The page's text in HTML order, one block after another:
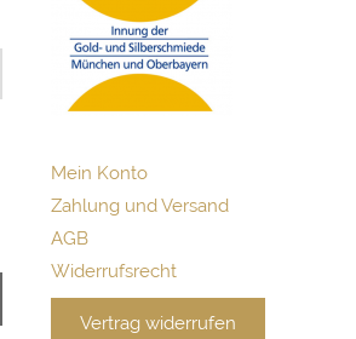
Mein Konto
Zahlung und Versand
AGB
Widerrufsrecht
Vertrag widerrufen